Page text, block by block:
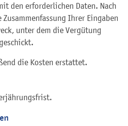
den erforderlichen Daten. Nach
Ihrer Eingaben
unter dem die Vergütung
die Kosten erstattet.